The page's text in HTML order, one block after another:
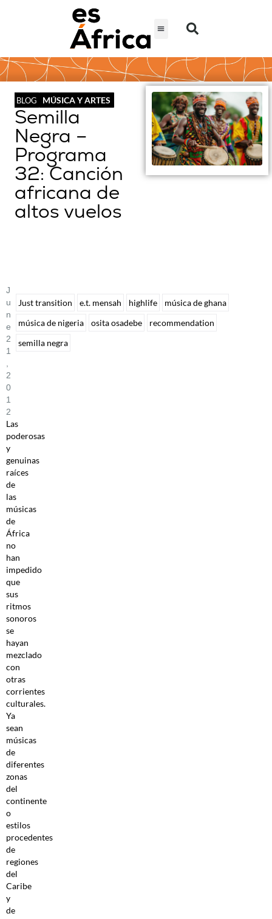
BLOG MÚSICA Y ARTES
Semilla
Negra –
Programa
32: Canción
africana de
altos vuelos
J
U
N
E
2
1
2
0
1
2
Las
poderosas
y
genuinas
raíces
de
las
músicas
de
África
no
han
impedido
que
sus
ritmos
sonoros
se
hayan
mezclado
con
otras
corrientes
culturales.
Ya
sean
músicas
de
diferentes
zonas
del
continente
o
estilos
procedentes
de
regiones
del
Caribe
y
de
Just transition e.t. mensah highlife
música de ghana
música de nigeria
osita osadebe
recommendation
semilla negra